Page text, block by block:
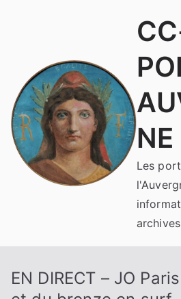
NE
Les
EN DIRECT – JO